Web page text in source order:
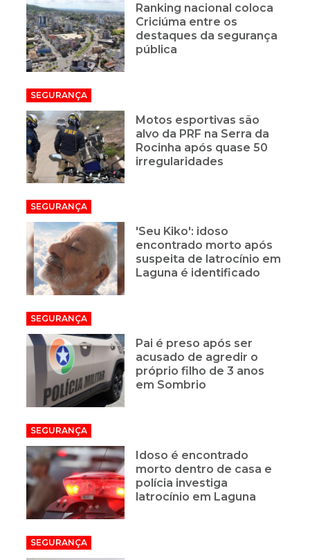
Ranking nacional coloca
Criciúma entre os
destaques da segurança
pública
SEGURANÇA
Motos esportivas são
alvo da PRF na Serra da
Rocinha após quase 50
irregularidades
SEGURANÇA
'Seu Kiko': idoso
encontrado morto após
suspeita de latrocínio em
Laguna é identificado
SEGURANÇA
Pai é preso após ser
acusado de agredir o
próprio filho de 3 anos
em Sombrio
SEGURANÇA
Idoso é encontrado
morto dentro de casa e
polícia investiga
latrocínio em Laguna
SEGURANÇA